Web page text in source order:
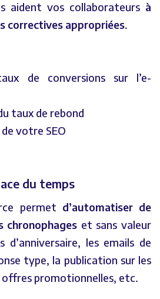
aident vos collaborateurs à
correctives appropriées.
de conversions sur l’e-
taux de rebond
votre SEO
du temps
permet d’automatiser de
chronophages et sans valeur
d’anniversaire, les emails de
type, la publication sur les
offres promotionnelles, etc.